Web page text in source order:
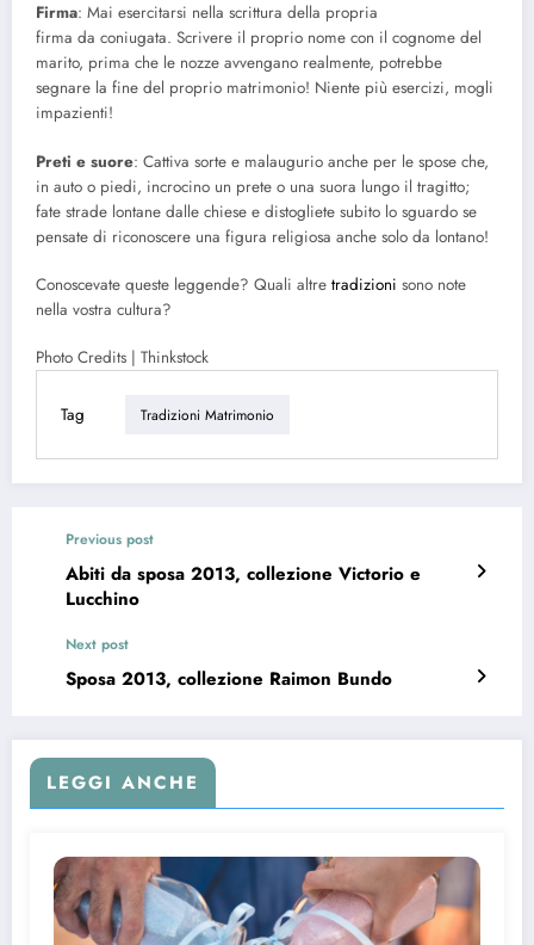
Firma: Mai esercitarsi nella scrittura della propria
firma da coniugata. Scrivere il proprio nome con il cognome del
marito, prima che le nozze avvengano realmente, potrebbe
segnare la fine del proprio matrimonio! Niente più esercizi, mogli
impazienti!
Preti e suore: Cattiva sorte e malaugurio anche per le spose che,
in auto o piedi, incrocino un prete o una suora lungo il tragitto;
fate strade lontane dalle chiese e distogliete subito lo sguardo se
pensate di riconoscere una figura religiosa anche solo da lontano!
Conoscevate queste leggende? Quali altre tradizioni sono note
nella vostra cultura?
Photo Credits | Thinkstock
Tag Tradizioni Matrimonio
Previous post
Abiti da sposa 2013, collezione Victorio e
Lucchino
Next post
Sposa 2013, collezione Raimon Bundo
LEGGI ANCHE